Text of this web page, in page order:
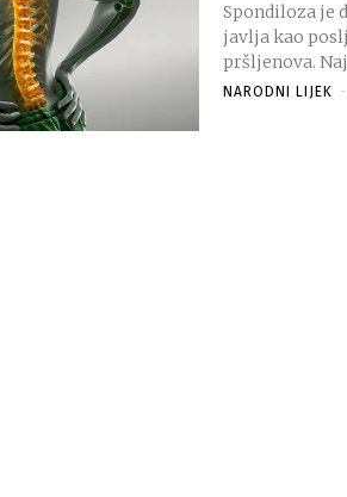
Spondiloza je
javlja kao
pršljenova.
NARODNI LIJEK -